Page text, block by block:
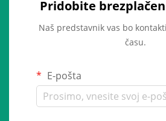
Pridobite
Naš predstavnik vas bo
času.
E-pošta